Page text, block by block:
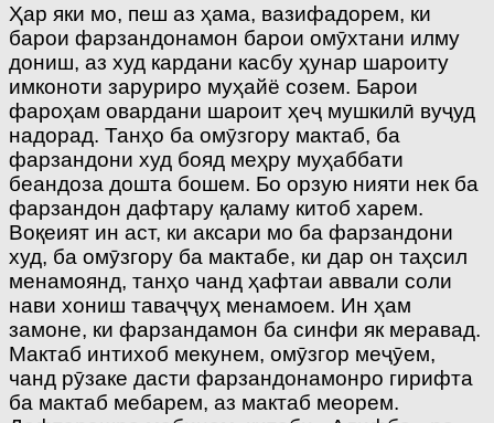
Ҳар яки мо, пеш аз ҳама, вазифадорем, ки
барои фарзандонамон барои омӯхтани илму
дониш, аз худ кардани касбу ҳунар шароиту
имконоти заруриро муҳайё созем. Барои
фароҳам овардани шароит ҳеҷ мушкилӣ вуҷуд
надорад. Танҳо ба омӯзгору мактаб, ба
фарзандони худ бояд меҳру муҳаббати
беандоза дошта бошем. Бо орзую нияти нек ба
фарзандон дафтару қаламу китоб харем.
Воқеият ин аст, ки аксари мо ба фарзандони
худ, ба омӯзгору ба мактабе, ки дар он таҳсил
менамоянд, танҳо чанд ҳафтаи аввали соли
нави хониш таваҷҷуҳ менамоем. Ин ҳам
замоне, ки фарзандамон ба синфи як меравад.
Мактаб интихоб мекунем, омӯзгор меҷӯем,
чанд рӯзаке дасти фарзандонамонро гирифта
ба мактаб мебарем, аз мактаб меорем.